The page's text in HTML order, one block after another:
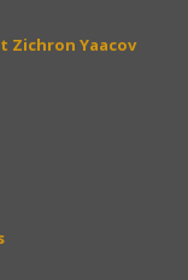
Zichron Yaacov